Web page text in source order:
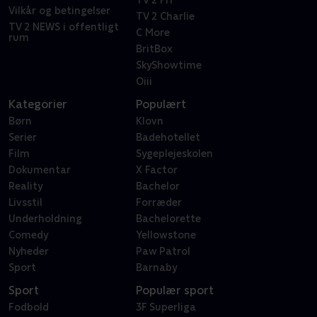
Vilkår og betingelser
TV 2 NEWS i offentligt
rum
TV 2 Charlie
C More
BritBox
SkyShowtime
Oiii
Kategorier
Børn
Serier
Film
Dokumentar
Reality
Livsstil
Underholdning
Comedy
Nyheder
Sport
Populært
Klovn
Badehotellet
Sygeplejeskolen
X Factor
Bachelor
Forræder
Bachelorette
Yellowstone
Paw Patrol
Barnaby
Sport
Fodbold
Populær sport
3F Superliga